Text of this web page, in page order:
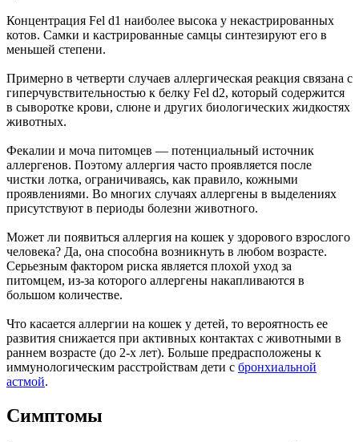
Концентрация Fel d1 наиболее высока у некастрированных
котов. Самки и кастрированные самцы синтезируют его в
меньшей степени.
Примерно в четверти случаев аллергическая реакция связана с
гиперчувствительностью к белку Fel d2, который содержится
в сыворотке крови, слюне и других биологических жидкостях
животных.
Фекалии и моча питомцев ― потенциальный источник
аллергенов. Поэтому аллергия часто проявляется после
чистки лотка, ограничиваясь, как правило, кожными
проявлениями. Во многих случаях аллергены в выделениях
присутствуют в периоды болезни животного.
Может ли появиться аллергия на кошек у здорового взрослого
человека? Да, она способна возникнуть в любом возрасте.
Серьезным фактором риска является плохой уход за
питомцем, из-за которого аллергены накапливаются в
большом количестве.
Что касается аллергии на кошек у детей, то вероятность ее
развития снижается при активных контактах с животными в
раннем возрасте (до 2-х лет). Больше предрасположены к
иммунологическим расстройствам дети с бронхиальной
астмой.
Симптомы